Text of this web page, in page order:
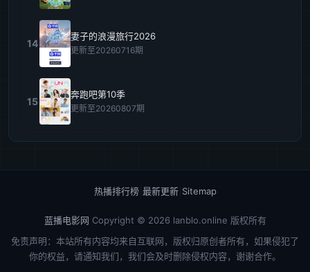
14
妻子的浪漫旅行2026
更新至20260716期
15
奔跑吧第10季
更新至20260807期
热播排行榜| 最新更新| Sitemap
蓝播电影网 Copyright © 2026 lanblo.online 版权所有
免责声明：本站所有内容均来自互联网，版权归原创者所有，如果侵犯了
你的权益，请通知我们，我们会及时删除侵权内容，谢谢合作。